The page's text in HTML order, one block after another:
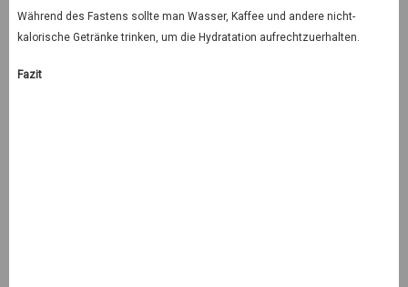
Während des Fastens sollte man Wasser, Kaffee und andere nicht-
kalorische Getränke trinken, um die Hydratation aufrechtzuerhalten.
Fazit